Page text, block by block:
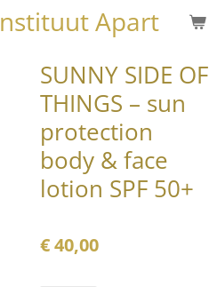
Apart
SUNNY SIDE OF
THINGS – sun
protection
body & face
lotion SPF 50+
€ 40,00